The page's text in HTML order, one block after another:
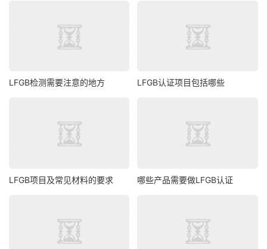
LFGB检测需要注意的地方 LFGB认证项目包括哪些
LFGB项目及常见材料的要求 哪些产品需要做LFGB认证